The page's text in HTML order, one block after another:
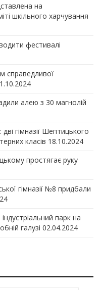
на
шкільного харчування
фестивалі
справедливої
алею з 30 магнолій
гімназії Шептицького
класів 18.10.2024
простягає руку
гімназії №8 придбали
парк на
галузі 02.04.2024